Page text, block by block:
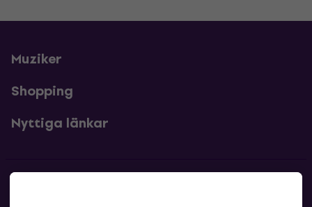
Muziker
Shopping
Nyttiga länkar